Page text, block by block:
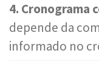
4. Cronograma
depende da
informado no